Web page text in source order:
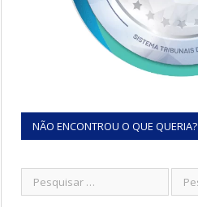
NÃO ENCONTROU O QUE QUERIA?